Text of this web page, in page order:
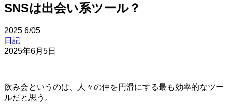
SNSは出会い系ツール？
2025 6/05
日記
2025年6月5日
飲み会というのは、人々の仲を円滑にする最も効率的なツー
ルだと思う。